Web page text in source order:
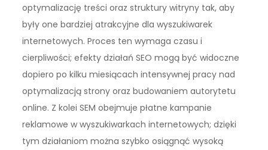
optymalizację treści oraz struktury witryny tak, aby
były one bardziej atrakcyjne dla wyszukiwarek
internetowych. Proces ten wymaga czasu i
cierpliwości; efekty działań SEO mogą być widoczne
dopiero po kilku miesiącach intensywnej pracy nad
optymalizacją strony oraz budowaniem autorytetu
online. Z kolei SEM obejmuje płatne kampanie
reklamowe w wyszukiwarkach internetowych; dzięki
tym działaniom można szybko osiągnąć wysoką